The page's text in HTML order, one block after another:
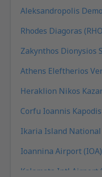
Aleksandropolis
Rhodes Diagoras
Zakynthos Dionysios
Athens Eleftherios
Heraklion Nikos
Corfu Ioannis
Ikaria Island National
Ioannina Airport (IOA)
Kalamata Intl Airport